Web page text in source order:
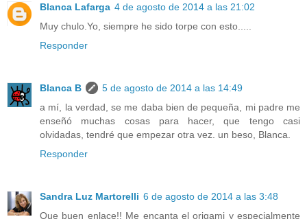
Blanca Lafarga 4 de agosto de 2014 a las 21:02
Muy chulo.Yo, siempre he sido torpe con esto.....
Responder
Blanca B
5 de agosto de 2014 a las 14:49
a mí, la verdad, se me daba bien de pequeña, mi padre me
enseñó muchas cosas para hacer, que tengo casi
olvidadas, tendré que empezar otra vez. un beso, Blanca.
Responder
Sandra Luz Martorelli 6 de agosto de 2014 a las 3:48
Que buen enlace!! Me encanta el origami y especialmente